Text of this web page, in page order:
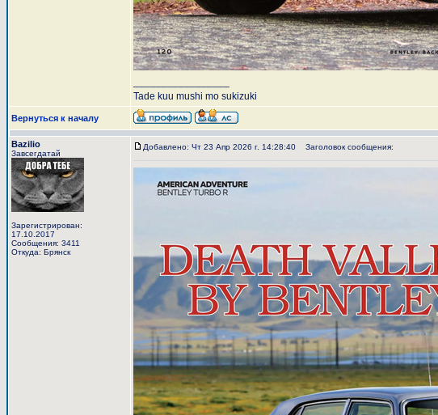
Tade kuu mushi mo sukizuki
Вернуться к началу
Bazilio
Завсегдатай
Зарегистрирован:
17.10.2017
Сообщения: 3411
Откуда: Брянск
Добавлено: Чт 23 Апр 2026 г. 14:28:40 Заголовок сообщения: